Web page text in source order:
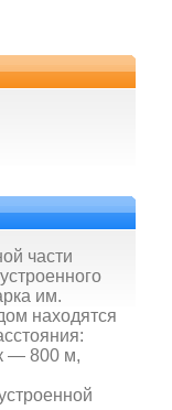
части
им.
находятся
— 800 м,